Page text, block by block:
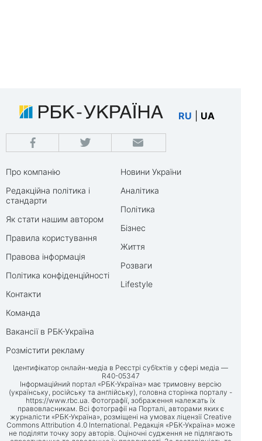
RU UA
Про компанію
Редакційна політика і
стандарти
Як стати нашим автором
Правила користування
Правова інформація
Політика конфіденційності
Контакти
Команда
Вакансії в РБК-Україна
Розмістити рекламу
Новини України
Аналітика
Політика
Бізнес
Життя
Розваги
Lifestyle
Ідентифікатор онлайн-медіа в Реєстрі суб’єктів у сфері медіа —
R40-05347
Інформаційний портал «РБК-Україна» має тримовну версію
(українську, російську та англійську), головна сторінка порталу -
https://www.rbc.ua. Фотографії, зображення належать їх
правовласникам. Всі фотографії на Порталі, авторами яких є
журналісти «РБК-Україна», розміщені на умовах ліцензії Creative
Commons Attribution 4.0 International. Редакція «РБК-Україна» може
не поділяти точку зору авторів. Оціночні судження не підлягають